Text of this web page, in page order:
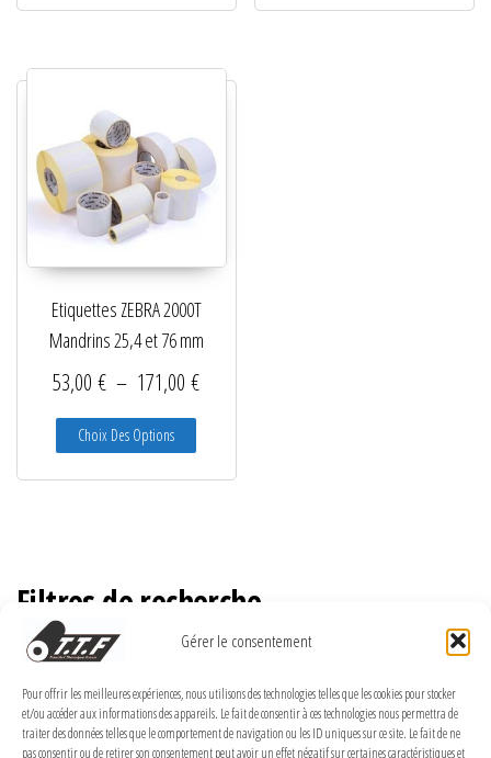
Gérer le consentement
Pour offrir les meilleures expériences, nous utilisons des technologies telles que les cookies pour stocker
et/ou accéder aux informations des appareils. Le fait de consentir à ces technologies nous permettra de
traiter des données telles que le comportement de navigation ou les ID uniques sur ce site. Le fait de ne
pas consentir ou de retirer son consentement peut avoir un effet négatif sur certaines caractéristiques et
Etiquettes ZEBRA 2000T
Mandrins 25,4 et 76 mm
53,00€ – 171,00€Plage de prix : 53,00 € à 171,00 €
Choix Des Options
Filtres de recherche
MENTIONS LÉGALES